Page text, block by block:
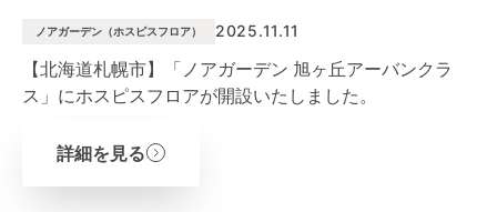
ノアガーデン（ホスピスフロア） 2025.11.11
【北海道札幌市】「ノアガーデン 旭ヶ丘アーバンクラ
ス」にホスピスフロアが開設いたしました。
詳細を見る